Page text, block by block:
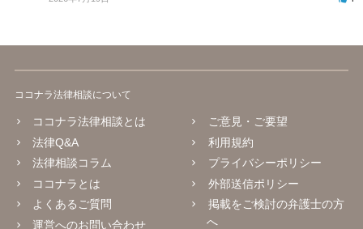
ココナラ法律相談について
ココナラ法律相談とは
法律Q&A
法律相談コラム
ココナラとは
よくあるご質問
運営へのお問い合わせ
ご意見・ご要望
利用規約
プライバシーポリシー
外部送信ポリシー
掲載をご検討の弁護士の方
へ